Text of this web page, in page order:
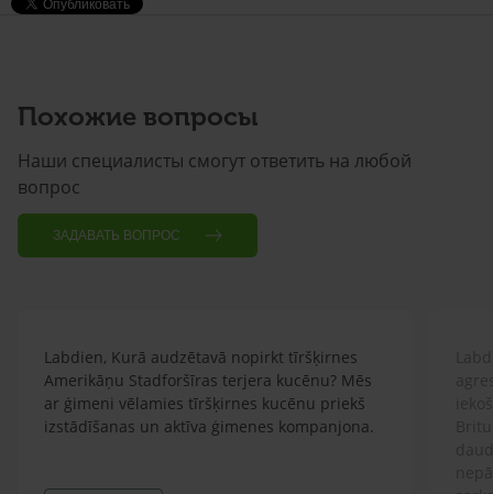
Похожие вопросы
Наши специалисты смогут ответить на любой
вопрос
ЗАДАВАТЬ ВОПРОС
Labdien, Kurā audzētavā nopirkt tīršķirnes
Amerikāņu Stadforšīras terjera kucēnu? Mēs
ar ģimeni vēlamies tīršķirnes kucēnu priekš
izstādīšanas un aktīva ģimenes kompanjona.